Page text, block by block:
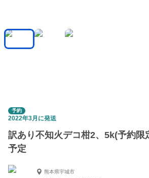
予約
2022年3月に発送
訳あり不知火デコ柑2、5k(予約限
予定
熊本県宇城市